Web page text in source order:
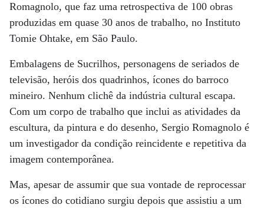
Romagnolo, que faz uma retrospectiva de 100 obras
produzidas em quase 30 anos de trabalho, no Instituto
Tomie Ohtake, em São Paulo.
Embalagens de Sucrilhos, personagens de seriados de
televisão, heróis dos quadrinhos, ícones do barroco
mineiro. Nenhum clichê da indústria cultural escapa.
Com um corpo de trabalho que inclui as atividades da
escultura, da pintura e do desenho, Sergio Romagnolo é
um investigador da condição reincidente e repetitiva da
imagem contemporânea.
Mas, apesar de assumir que sua vontade de reprocessar
os ícones do cotidiano surgiu depois que assistiu a um